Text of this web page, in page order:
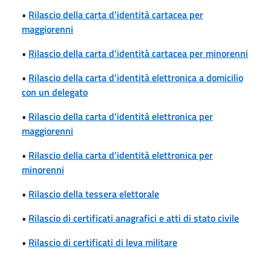
• Rilascio della carta d'identità cartacea per
maggiorenni
• Rilascio della carta d'identità cartacea per minorenni
• Rilascio della carta d'identità elettronica a domicilio
con un delegato
• Rilascio della carta d'identità elettronica per
maggiorenni
• Rilascio della carta d'identità elettronica per
minorenni
• Rilascio della tessera elettorale
• Rilascio di certificati anagrafici e atti di stato civile
• Rilascio di certificati di leva militare